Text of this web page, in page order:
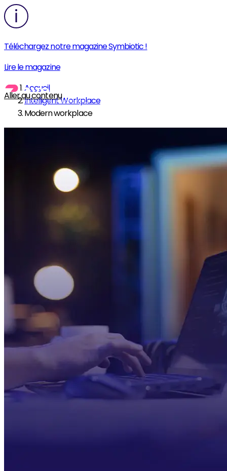
Téléchargez notre magazine Symbiotic !
Lire le magazine
Aller au contenu
Accueil
Intelligent Workplace
Modern workplace